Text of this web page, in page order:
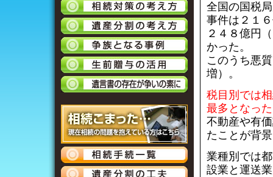
全国の国税
事件は２１
２４８億円
かった。
このうち悪
増）。
税目別では
最多となっ
不動産や有
たことが背
業種別では
設業と運送